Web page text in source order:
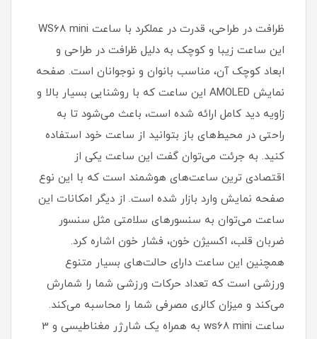
ظرافت در طراحی، قدرت در عملکرد با ساعت WS68 mini
این ساعت زیبا و کوچک به دلیل ظرافت در طراحی و
ابعاد کوچک آن، مناسب بانوان و نوجوانان است. صفحه
نمایش AMOLED این ساعت که با روشنایی بسیار بالا و
زاویه دید کامل ارائه شده است، باعث می‌شود تا به
راحتی در محیط‌های باز بتوانید از ساعت خود استفاده
کنید. به جرئت می‌توان گفت این ساعت یکی از
اقتصادی ترین ساعت‌های هوشمند است که با این نوع
صفحه نمایش وارد بازار شده است. از دیگر امکانات این
ساعت می‌توان به سنسور‌های سلامتی مثل سنسور
ضربان قلب، اکسیژن خون، فشار خون اشاره کرد.
همچنین این ساعت دارای حالت‌های بسیار متنوع
ورزشی است که تعداد حرکات ورزشی شما را شمارش
می‌کند و میزان کالری مصرفی شما را محاسبه می‌کند.
ساعت ws68 mini به همراه یک شارژر مغناطیسی و 3